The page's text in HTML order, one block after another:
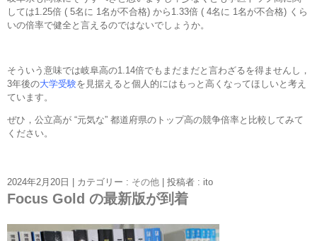
しては1.25倍 ( 5名に 1名が不合格) から1.33倍 ( 4名に 1名が不合格) くら
いの倍率で健全と言えるのではないでしょうか。
そういう意味では岐阜高の1.14倍でもまだまだと言わざるを得ませんし，
3年後の大学受験を見据えると個人的にはもっと高くなってほしいと考え
ています。
ぜひ，公立高が “元気な” 都道府県のトップ高の競争倍率と比較してみて
ください。
2024年2月20日 | カテゴリー : その他 | 投稿者 : ito
Focus Gold の最新版が到着